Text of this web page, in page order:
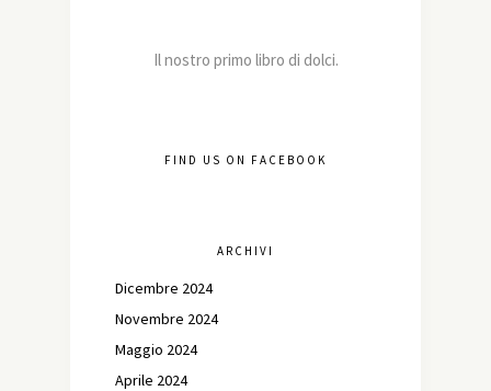
Il nostro primo libro di dolci.
FIND US ON FACEBOOK
ARCHIVI
Dicembre 2024
Novembre 2024
Maggio 2024
Aprile 2024